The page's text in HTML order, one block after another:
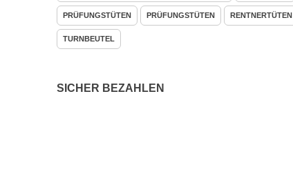
PRÜFUNGSTÜTEN PRÜFUNGSTÜTEN RENTNERTÜTEN
TURNBEUTEL
SICHER BEZAHLEN